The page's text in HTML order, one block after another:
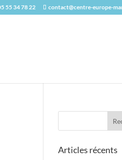
55 34 78 22 contact@centre-europe-
Articles récents